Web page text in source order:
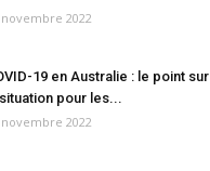
2022
19 en Australie : le point sur
pour les...
2022